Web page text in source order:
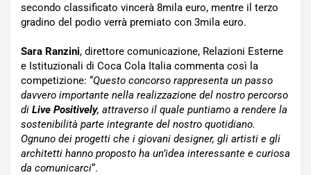
secondo classificato vincerà 8mila euro, mentre il terzo
gradino del podio verrà premiato con 3mila euro.
Sara Ranzini, direttore comunicazione, Relazioni Esterne
e Istituzionali di Coca Cola Italia commenta così la
competizione: “Questo concorso rappresenta un passo
davvero importante nella realizzazione del nostro percorso
di Live Positively, attraverso il quale puntiamo a rendere la
sostenibilità parte integrante del nostro quotidiano.
Ognuno dei progetti che i giovani designer, gli artisti e gli
architetti hanno proposto ha un’idea interessante e curiosa
da comunicarci“.